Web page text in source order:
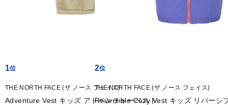
1
THE NORTH FACE (ザ ノース フェイス)
Adventure Vest キッズ アドベンチャーベスト
2
THE NORTH FACE (ザ ノース フェイス)
Reversible Cozy Vest キッズ リバーシ